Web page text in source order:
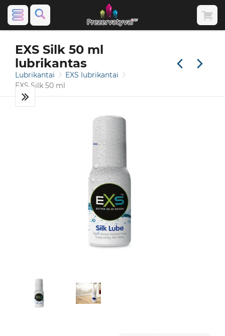
EXS Silk 50 ml
lubrikantas
Lubrikantai
EXS lubrikantai
EXS Silk 50 ml